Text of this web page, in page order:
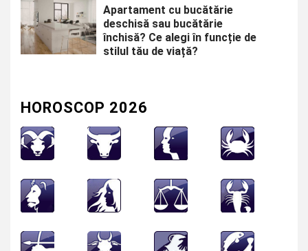
Apartament cu bucătărie
deschisă sau bucătărie
închisă? Ce alegi în funcție de
stilul tău de viață?
HOROSCOP 2026